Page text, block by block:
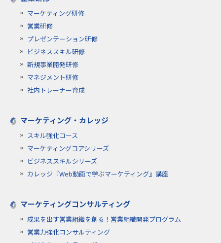
マーケティング研修
営業研修
プレゼンテーション研修
ビジネススキル研修
新規事業開発研修
マネジメント研修
社内トレーナー育成
マーケティング・カレッジ
スキル強化コース
マーケティングコアシリーズ
ビジネススキルシリーズ
カレッジ『Web動画で学ぶマーケティング』講座
マーケティングコンサルティング
成果を出す営業組織を創る！営業組織開発プログラム
営業力強化コンサルティング